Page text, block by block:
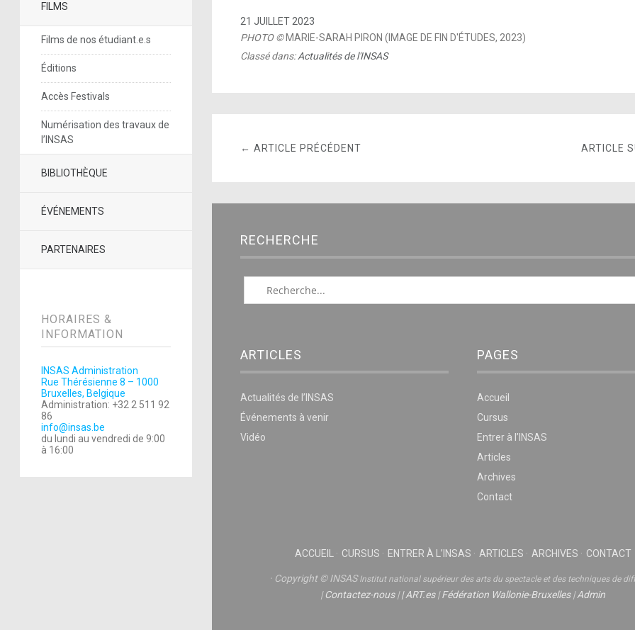
FILMS
Films de nos étudiant.e.s
Éditions
Accès Festivals
Numérisation des travaux de
l’INSAS
BIBLIOTHÈQUE
ÉVÉNEMENTS
PARTENAIRES
HORAIRES &
INFORMATION
INSAS Administration
Rue Thérésienne 8 – 1000
Bruxelles, Belgique
Administration: +32 2 511 92
86
info@insas.be
du lundi au vendredi de 9:00
à 16:00
21 JUILLET 2023
PHOTO © MARIE-SARAH PIRON (IMAGE DE FIN D'ÉTUDES, 2023)
Classé dans:Actualités de l'INSAS
ARTICLE
← ARTICLE PRÉCÉDENT
RECHERCHE
ARTICLES
Actualités de l’INSAS
Événements à venir
Vidéo
PAGES
Accueil
Cursus
Entrer à l’INSAS
Articles
Archives
Contact
ACCUEIL CURSUS ENTRER À L’INSAS ARTICLES ARCHIVES CONTACT
Copyright © INSASInstitut national supérieur des arts du spectacle et des techniques de
|Contactez-nous||ART.es|Fédération Wallonie-Bruxelles|Admin